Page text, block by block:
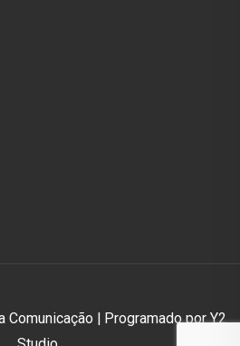
Comunicação | Programado por Y2